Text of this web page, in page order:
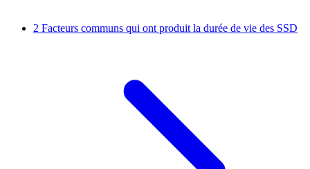
2 Facteurs communs qui ont produit la durée de vie des SSD